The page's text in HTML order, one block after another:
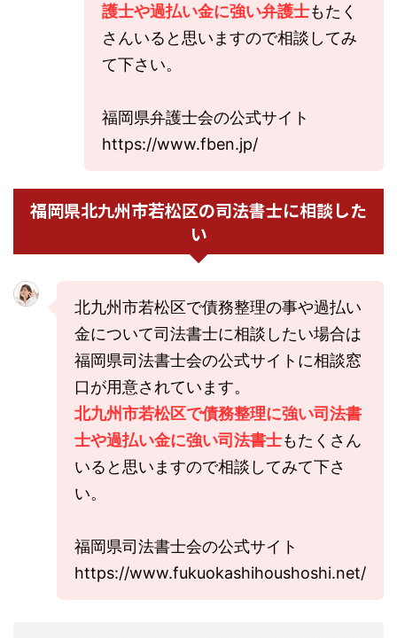
護士や過払い金に強い弁護士もたく
さんいると思いますので相談してみ
て下さい。
福岡県弁護士会の公式サイト
https://www.fben.jp/
福岡県北九州市若松区の司法書士に相談した
い
北九州市若松区で債務整理の事や過払い
金について司法書士に相談したい場合は
福岡県司法書士会の公式サイトに相談窓
口が用意されています。
北九州市若松区で債務整理に強い司法書
士や過払い金に強い司法書士もたくさん
いると思いますので相談してみて下さ
い。
福岡県司法書士会の公式サイト
https://www.fukuokashihoushoshi.net/